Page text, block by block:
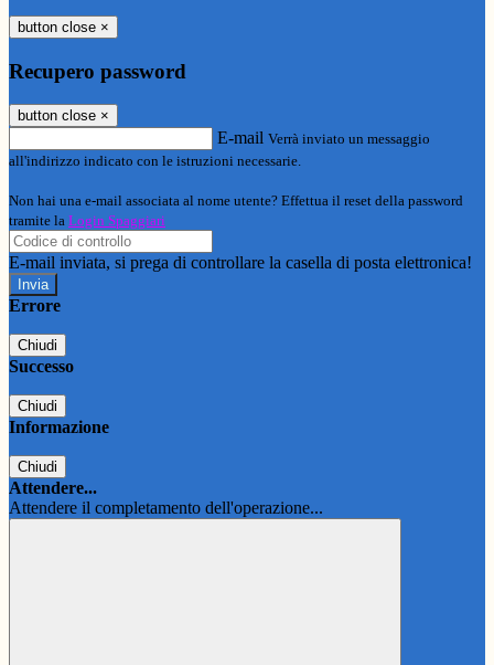
button close ×
Recupero password
button close ×
E-mail Verrà inviato un messaggio
all'indirizzo indicato con le istruzioni necessarie.
Non hai una e-mail associata al nome utente? Effettua il reset della password
tramite la Login Spaggiari
E-mail inviata, si prega di controllare la casella di posta elettronica!
Errore
Chiudi
Successo
Chiudi
Informazione
Chiudi
Attendere...
Attendere il completamento dell'operazione...